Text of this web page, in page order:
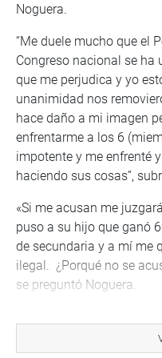
Noguera.
“Me duele mucho que el
Congreso nacional se
que me perjudica y yo
unanimidad nos
hace daño a mi imagen
enfrentarme a los 6
impotente y me enfrenté
haciendo sus cosas”,
«Si me acusan me
puso a su hijo que ganó
de secundaria y a mí me
ilegal. ¿Porqué no se
se preguntó Noguera.
defensa del ex miembro